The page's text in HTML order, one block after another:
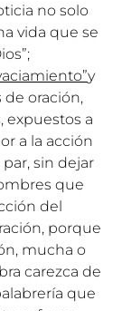
no solo
vida que se
y
oración,
expuestos a
a la acción
sin dejar
que
del
porque
mucha o
carezca de
que